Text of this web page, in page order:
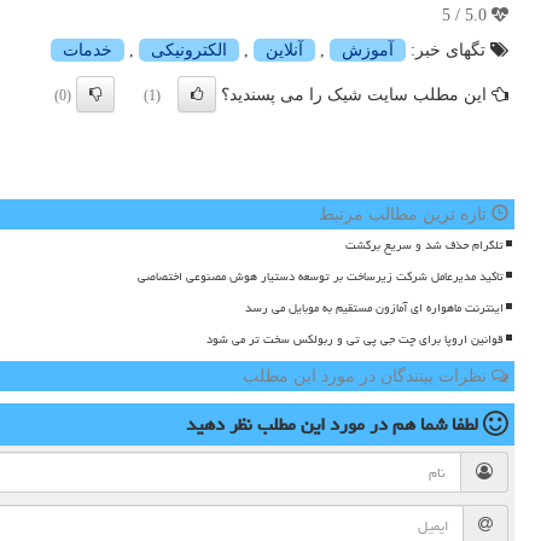
تگهای خبر:
آموزش , آنلاین , الكترونیكی , خدمات
این مطلب سایت شیک را می پسندید؟ (1)
(0)
تازه ترین مطالب مرتبط
تلگرام حذف شد و سریع برگشت
تاکید مدیرعامل شرکت زیرساخت بر توسعه دستیار هوش مصنوعی اختصاصی
اینترنت ماهواره ای آمازون مستقیم به موبایل می رسد
قوانین اروپا برای چت جی پی تی و ربولکس سخت تر می شود
نظرات بینندگان در مورد این مطلب
لطفا شما همدر مورد این مطلبنظر دهید